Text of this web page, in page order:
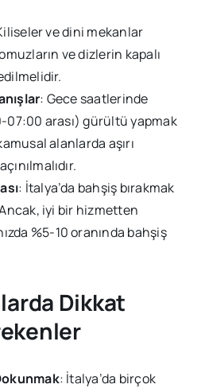
ve dini mekanlar
ve dizlerin kapalı
: Gece saatlerinde
arası) gürültü yapmak
alanlarda aşırı
: İtalya’da bahşiş bırakmak
iyi bir hizmetten
%5-10 oranında bahşiş
Dikkat
: İtalya’da birçok